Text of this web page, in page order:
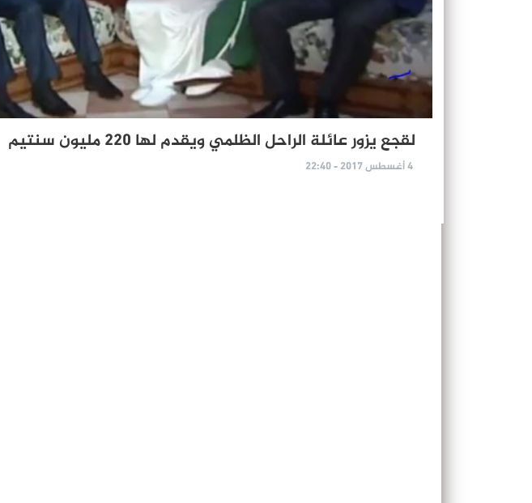
لقجع يزور عائلة الراحل الظلمي ويقدم لها 220 مليون سنتيم
4 أغسطس 2017 - 22:40